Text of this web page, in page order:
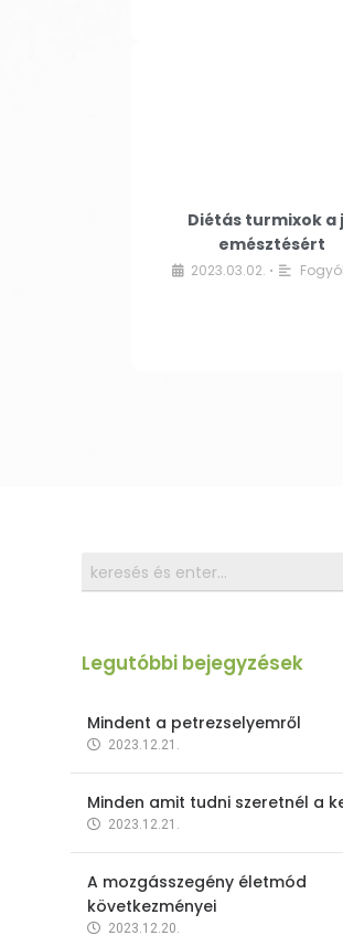
Diétás turmixok a
emésztésért
2023.03.02. •
Legutóbbi bejegyzések
Mindent a petrezselyemről
2023.12.21.
Minden amit tudni szeretnél a
2023.12.21.
A mozgásszegény életmód
következményei
2023.12.20.